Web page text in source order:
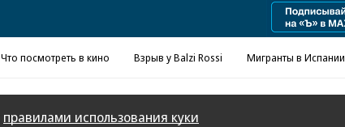
Что посмотреть в кино Взрыв у Balzi Rossi Мигранты в Испании
правилами использования куки